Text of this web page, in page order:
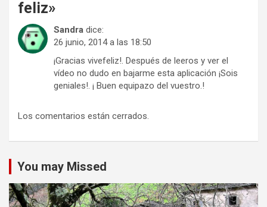
feliz»
Sandra dice:
26 junio, 2014 a las 18:50
¡Gracias vivefeliz!. Después de leeros y ver el
vídeo no dudo en bajarme esta aplicación ¡Sois
geniales!. ¡ Buen equipazo del vuestro.!
Los comentarios están cerrados.
You may Missed